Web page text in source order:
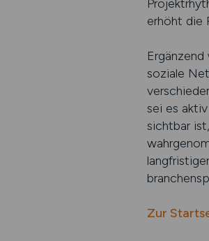
erhöht die
soziale
sei es
sichtbar
Zur